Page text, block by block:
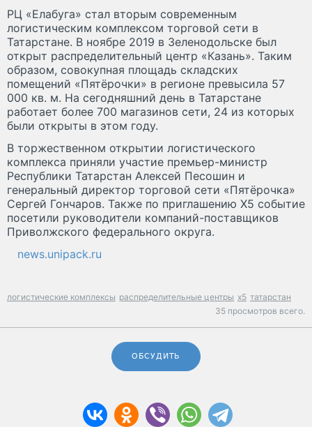
РЦ «Елабуга» стал вторым современным
логистическим комплексом торговой сети в
Татарстане. В ноябре 2019 в Зеленодольске был
открыт распределительный центр «Казань». Таким
образом, совокупная площадь складских
помещений «Пятёрочки» в регионе превысила 57
000 кв. м. На сегодняшний день в Татарстане
работает более 700 магазинов сети, 24 из которых
были открыты в этом году.
В торжественном открытии логистического
комплекса приняли участие премьер-министр
Республики Татарстан Алексей Песошин и
генеральный директор торговой сети «Пятёрочка»
Сергей Гончаров. Также по приглашению Х5 событие
посетили руководители компаний-поставщиков
Приволжского федерального округа.​​
news.unipack.ru
логистические комплексы распределительные центры x5 татарстан
35 просмотров всего.
ОБСУДИТЬ